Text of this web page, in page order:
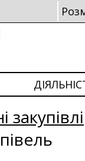
закупівлі